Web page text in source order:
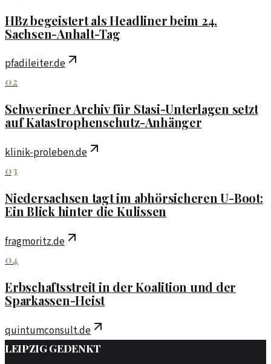
HBz begeistert als Headliner beim 24.
Sachsen-Anhalt-Tag
pfadileiter.de
02
Schweriner Archiv für Stasi-Unterlagen setzt
auf Katastrophenschutz-Anhänger
klinik-proleben.de
03
Niedersachsen tagt im abhörsicheren U-Boot:
Ein Blick hinter die Kulissen
fragmoritz.de
04
Erbschaftsstreit in der Koalition und der
Sparkassen-Heist
quintumconsult.de
LEIPZIGGEDENKT